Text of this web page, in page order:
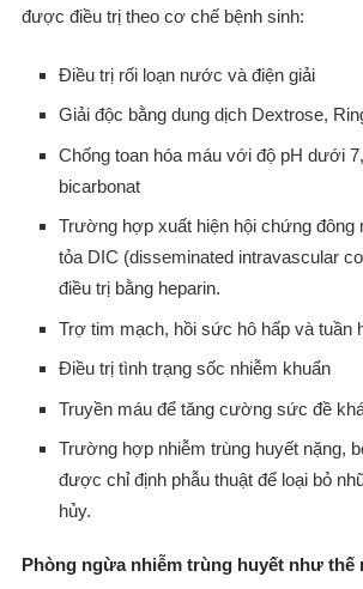
được điều trị theo cơ chế bệnh sinh:
Điều trị rối loạn nước và điện giải
Giải độc bằng dung dịch Dextrose,
Chống toan hóa máu với độ pH dưới
bicarbonat
Trường hợp xuất hiện hội chứng đông
tỏa DIC (disseminated intravascular
điều trị bằng heparin.
Trợ tim mạch, hồi sức hô hấp và tuần
Điều trị tình trạng sốc nhiễm khuẩn
Truyền máu để tăng cường sức đề
Trường hợp nhiễm trùng huyết nặng,
được chỉ định phẫu thuật để loại bỏ
hủy.
Phòng ngừa nhiễm trùng huyết như thế